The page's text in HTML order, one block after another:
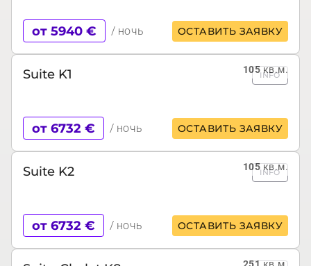
от 5940 € / ночь ОСТАВИТЬ ЗАЯВКУ
105кв.м.
Suite K1 INFO
от 6732 € / ночь ОСТАВИТЬ ЗАЯВКУ
105кв.м.
Suite K2 INFO
от 6732 € / ночь ОСТАВИТЬ ЗАЯВКУ